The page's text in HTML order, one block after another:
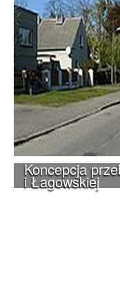
Koncepcja
i Łagowskiej